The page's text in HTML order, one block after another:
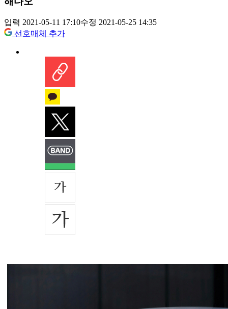
입력 2021-05-11 17:10수정 2021-05-25 14:35
선호매체 추가